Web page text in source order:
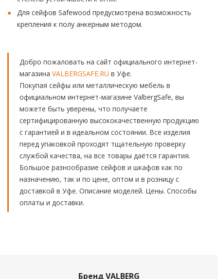
Для сейфов Safewood предусмотрена возможность
крепления к полу анкерным методом.
Добро пожаловать на сайт официального интернет-
магазина VALBERGSAFE.RU в Уфе.
Покупая сейфы или металлическую мебель в
официальном интернет-магазине ValbergSafe, вы
можете быть уверены, что получаете
сертифицированную высококачественную продукцию
с гарантией и в идеальном состоянии. Все изделия
перед упаковкой проходят тщательную проверку
службой качества, на все товары даётся гарантия.
Большое разнообразие сейфов и шкафов как по
назначению, так и по цене, оптом и в розницу с
доставкой в Уфе. Описание моделей. Цены. Способы
оплаты и доставки.
Бренд VALBERG